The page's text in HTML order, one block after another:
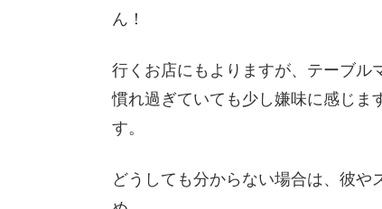
ん！
行くお店にもよりますが、テーブル
慣れ過ぎていても少し嫌味に感じま
す。
どうしても分からない場合は、彼